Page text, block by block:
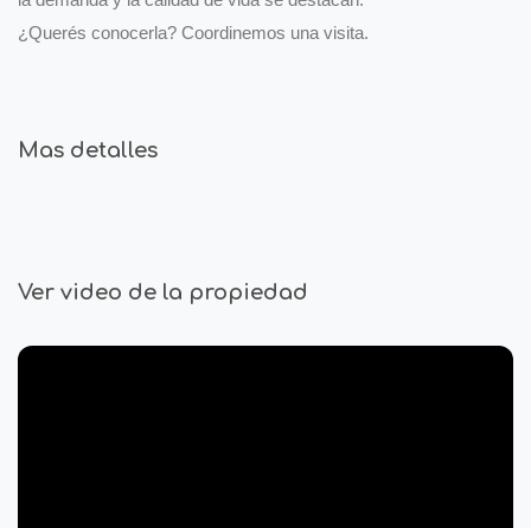
¿Querés conocerla? Coordinemos una visita.
Mas detalles
Ver video de la propiedad